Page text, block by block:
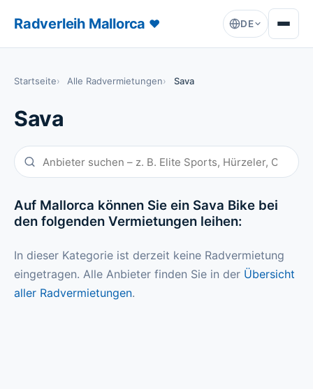
Radverleih Mallorca ♥ DE
Startseite Alle Radvermietungen Sava
Sava
Auf Mallorca können Sie ein Sava Bike bei
den folgenden Vermietungen leihen:
In dieser Kategorie ist derzeit keine Radvermietung
eingetragen. Alle Anbieter finden Sie in der Übersicht
aller Radvermietungen.